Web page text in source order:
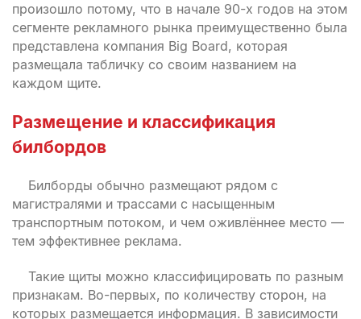
произошло потому, что в начале 90-х годов на этом
сегменте рекламного рынка преимущественно была
представлена компания Big Board, которая
размещала табличку со своим названием на
каждом щите.
Размещение и классификация
билбордов
Билборды обычно размещают рядом с
магистралями и трассами с насыщенным
транспортным потоком, и чем оживлённее место —
тем эффективнее реклама.
Такие щиты можно классифицировать по разным
признакам. Во-первых, по количеству сторон, на
которых размещается информация. В зависимости